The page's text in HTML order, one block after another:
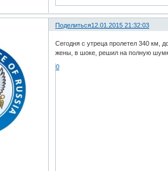
Поделиться12.01.2015 21:32:03
Сегодня с утреца пролетел 340 км,
жены, в шоке, решил на полную
0